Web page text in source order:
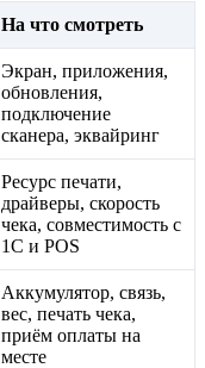
На что смотреть
Экран, приложения,
обновления,
подключение
сканера, эквайринг
Ресурс печати,
драйверы, скорость
чека, совместимость с
1С и POS
Аккумулятор, связь,
вес, печать чека,
приём оплаты на
месте